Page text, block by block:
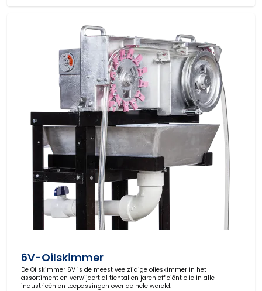
6V-Oilskimmer
De Oilskimmer 6V is de meest veelzijdige olieskimmer in het
assortiment en verwijdert al tientallen jaren efficiënt olie in alle
industrieën en toepassingen over de hele wereld.